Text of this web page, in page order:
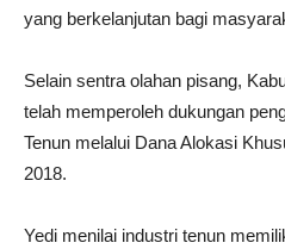
yang berkelanjutan bagi
Selain sentra olahan pisang,
telah memperoleh dukungan
Tenun melalui Dana Alokasi
2018.
Yedi menilai industri tenun